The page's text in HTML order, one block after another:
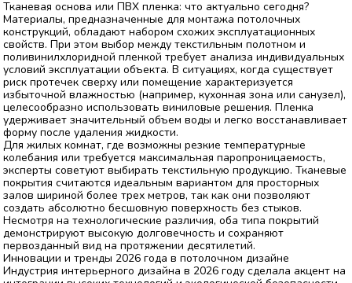
Тканевая основа или ПВХ пленка: что актуально сегодня?
Материалы, предназначенные для монтажа потолочных
конструкций, обладают набором схожих эксплуатационных
свойств. При этом выбор между текстильным полотном и
поливинилхлоридной пленкой требует анализа индивидуальных
условий эксплуатации объекта. В ситуациях, когда существует
риск протечек сверху или помещение характеризуется
избыточной влажностью (например, кухонная зона или санузел),
целесообразно использовать виниловые решения. Пленка
удерживает значительный объем воды и легко восстанавливает
форму после удаления жидкости.
Для жилых комнат, где возможны резкие температурные
колебания или требуется максимальная паропроницаемость,
эксперты советуют выбирать текстильную продукцию. Тканевые
покрытия считаются идеальным вариантом для просторных
залов шириной более трех метров, так как они позволяют
создать абсолютно бесшовную поверхность без стыков.
Несмотря на технологические различия, оба типа покрытий
демонстрируют высокую долговечность и сохраняют
первозданный вид на протяжении десятилетий.
Инновации и тренды 2026 года в потолочном дизайне
Индустрия интерьерного дизайна в 2026 году сделала акцент на